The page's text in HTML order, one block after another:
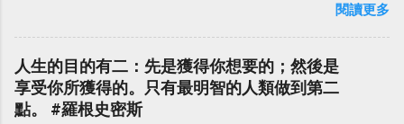
閱讀更多
人生的目的有二：先是獲得你想要的；然後是
享受你所獲得的。只有最明智的人類做到第二
點。 #羅根史密斯